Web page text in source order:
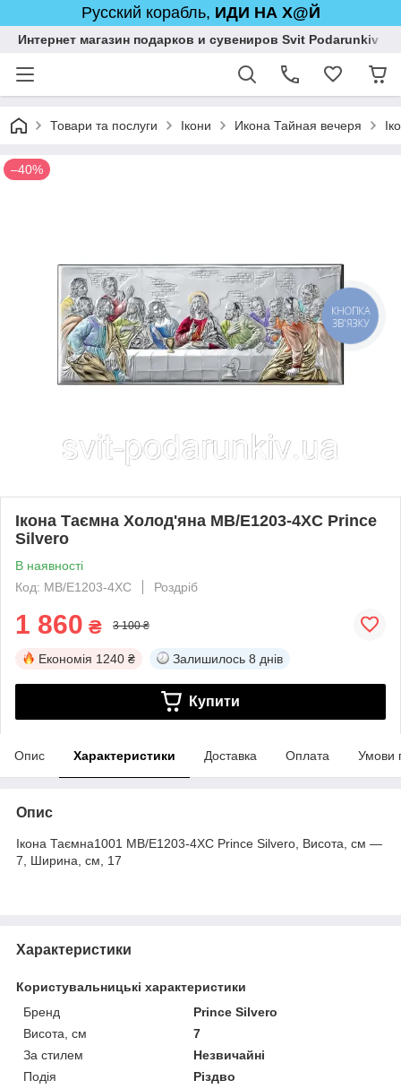
Русский корабль, ИДИ НА Х@Й
Интернет магазин подарков и сувениров Svit Podarunkiv
Товари та послуги Ікони Икона Тайная вечеря
–40%
Ікона Таємна Холод'яна MB/E1203-4XC Prince
Silvero
В наявності
Код: MB/E1203-4XC
Роздріб
1 860 ₴ 3 100 ₴
Економія 1240 ₴ Залишилось 8 днів
Купити
Опис Характеристики Доставка Оплата Умови
Опис
Ікона Таємна1001 MB/E1203-4XC Prince Silvero, Висота, см —
7, Ширина, см, 17
Характеристики
Користувальницькі характеристики
Бренд
Prince Silvero
Висота, см
7
За стилем
Незвичайні
Подія
Різдво
КНОПКА
ЗВ'ЯЗКУ